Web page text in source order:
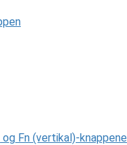
og Fn (vertikal)-knappene